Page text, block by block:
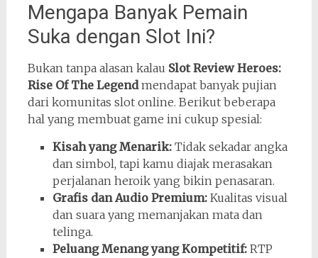
Mengapa Banyak Pemain
Suka dengan Slot Ini?
Bukan tanpa alasan kalau Slot Review Heroes:
Rise Of The Legendmendapat banyak pujian
dari komunitas slot online. Berikut beberapa
hal yang membuat game ini cukup spesial:
Kisah yang Menarik:Tidak sekadar angka
dan simbol, tapi kamu diajak merasakan
perjalanan heroik yang bikin penasaran.
Grafis dan Audio Premium:Kualitas visual
dan suara yang memanjakan mata dan
telinga.
Peluang Menang yang Kompetitif:RTP